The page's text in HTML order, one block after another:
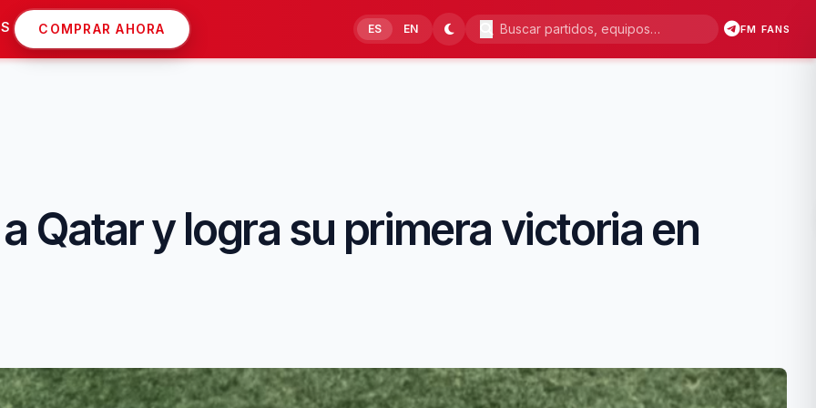
COMPRAR AHORA ES EN FM FANS
Qatar y logra su primera victoria en